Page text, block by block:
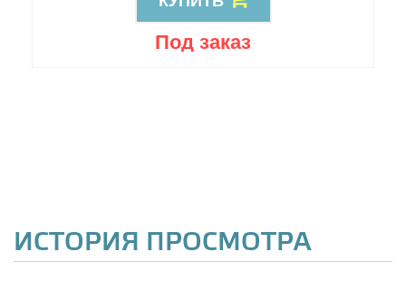
Под заказ
ИСТОРИЯ ПРОСМОТРА